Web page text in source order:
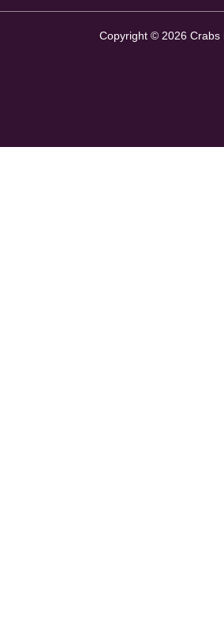
Copyright © 2026 Crabs